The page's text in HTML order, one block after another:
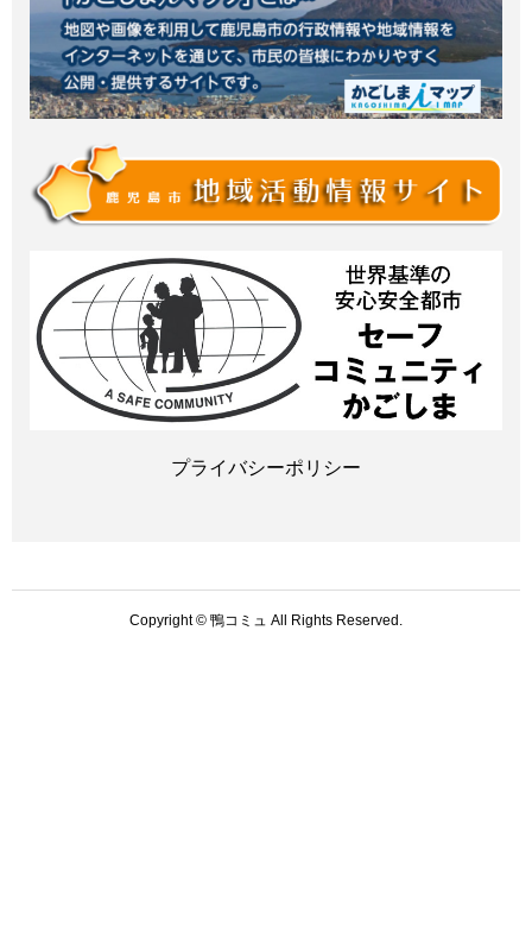
プライバシーポリシー
Copyright © 鴨コミュ All Rights Reserved.